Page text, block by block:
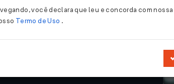
balanço parcial
você declara que leu e concorda com nossa
Termo de Uso .